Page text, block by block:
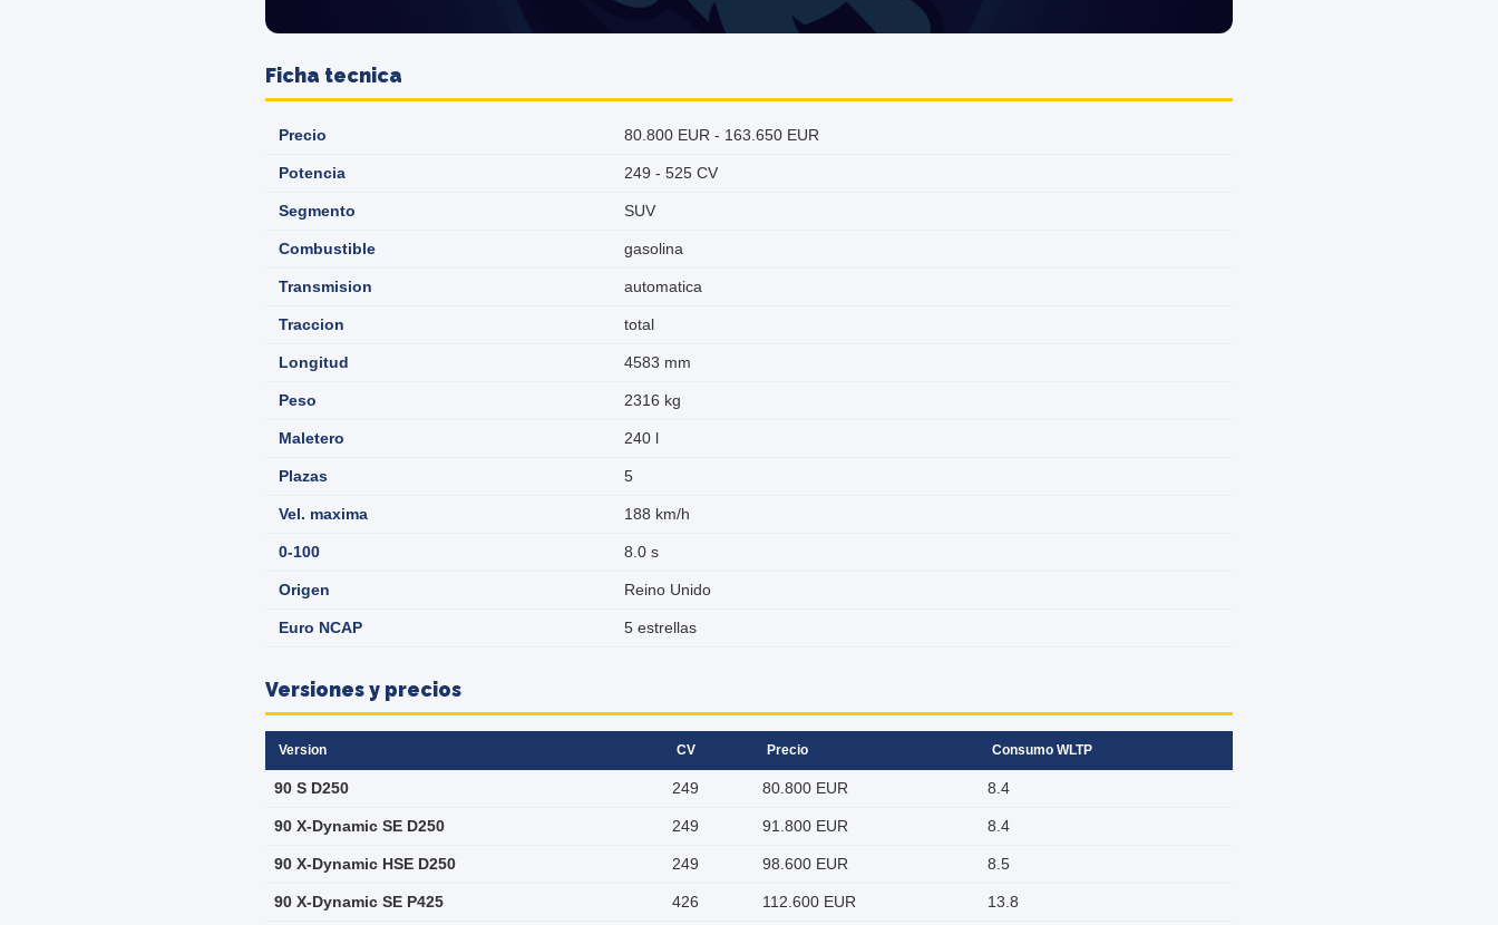
Ficha tecnica
Precio 80.800 EUR - 163.650 EUR
Potencia 249 - 525 CV
Segmento SUV
Combustible gasolina
Transmision automatica
Traccion total
Longitud 4583 mm
Peso 2316 kg
Maletero 240 l
Plazas 5
Vel. maxima 188 km/h
0-100 8.0 s
Origen Reino Unido
Euro NCAP 5 estrellas
Versiones y precios
Version CV Precio Consumo WLTP
90 S D250 249 80.800 EUR 8.4
90 X-Dynamic SE D250 249 91.800 EUR 8.4
90 X-Dynamic HSE D250 249 98.600 EUR 8.5
90 X-Dynamic SE P425 426 112.600 EUR 13.8